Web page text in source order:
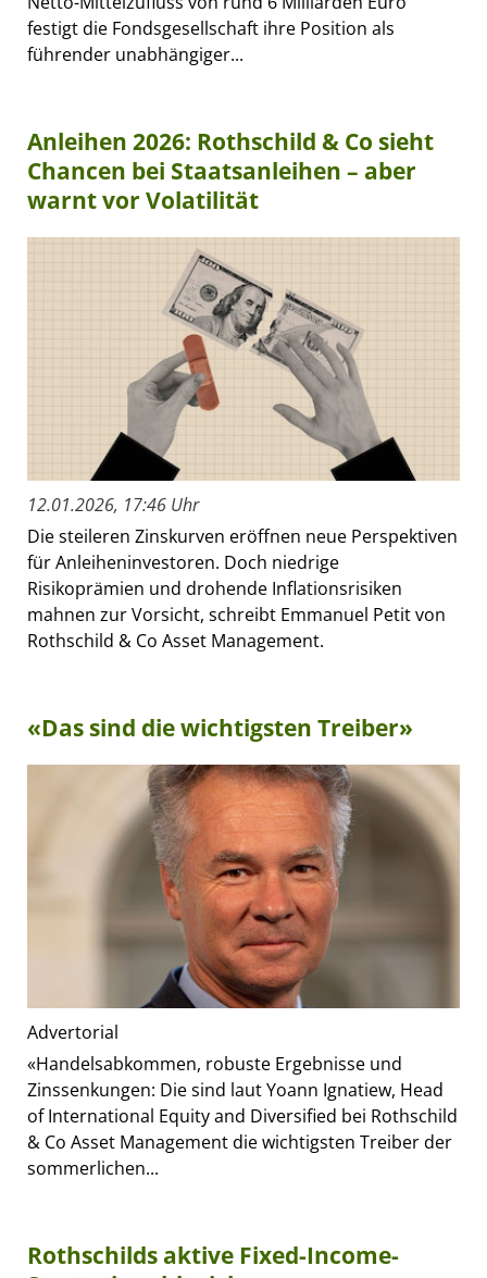
festigt die Fondsgesellschaft ihre Position als
führender unabhängiger...
Anleihen 2026: Rothschild & Co sieht
Chancen bei Staatsanleihen – aber
warnt vor Volatilität
12.01.2026, 17:46 Uhr
Die steileren Zinskurven eröffnen neue Perspektiven
für Anleiheninvestoren. Doch niedrige
Risikoprämien und drohende Inflationsrisiken
mahnen zur Vorsicht, schreibt Emmanuel Petit von
Rothschild & Co Asset Management.
«Das sind die wichtigsten Treiber»
Advertorial
«Handelsabkommen, robuste Ergebnisse und
Zinssenkungen: Die sind laut Yoann Ignatiew, Head
of International Equity and Diversified bei Rothschild
& Co Asset Management die wichtigsten Treiber der
sommerlichen...
Rothschilds aktive Fixed-Income-